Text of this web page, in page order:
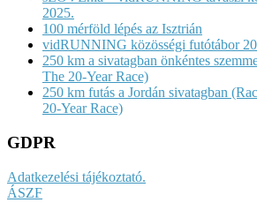
2025.
100 mérföld lépés az Isztrián
vidRUNNING közösségi futótábor
250 km a sivatagban önkéntes
The 20-Year Race)
250 km futás a Jordán sivatagban
20-Year Race)
GDPR
Adatkezelési tájékoztató.
ÁSZF